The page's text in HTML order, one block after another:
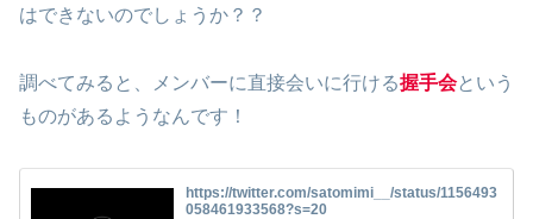
はできないのでしょうか？？
調べてみると、メンバーに直接会いに行ける握手会という
ものがあるようなんです！
https://twitter.com/satomimi__/status/1156493
058461933568?s=20